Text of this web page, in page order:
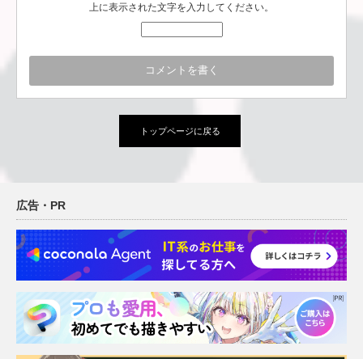
上に表示された文字を入力してください。
トップページに戻る
広告・PR